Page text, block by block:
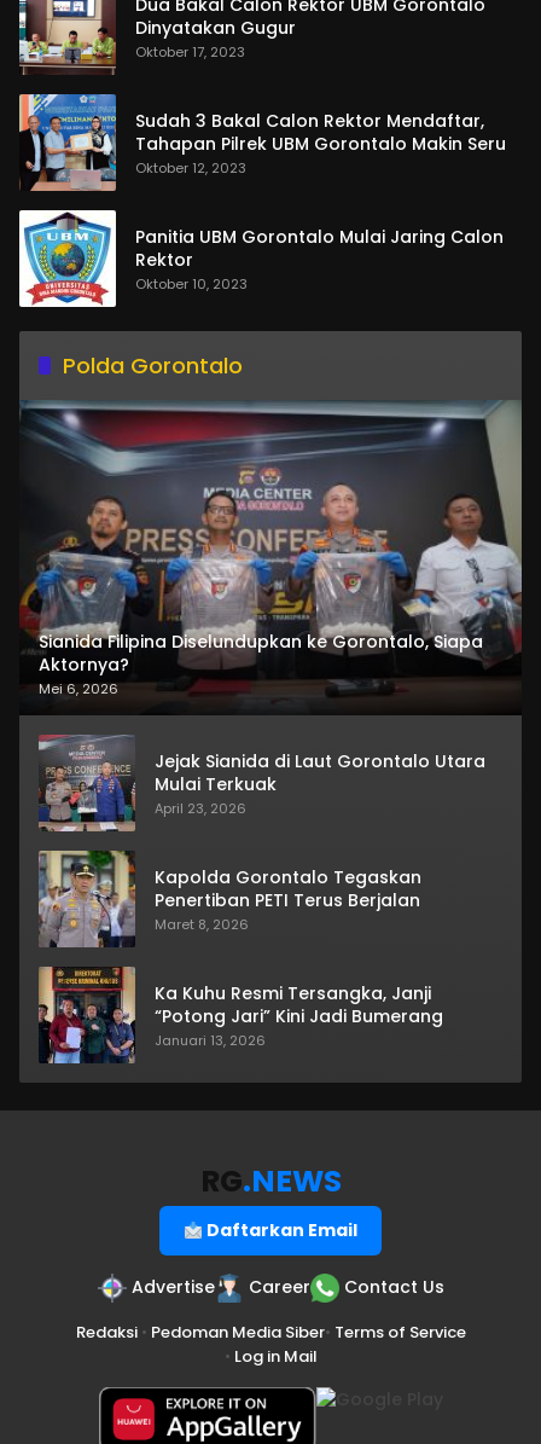
Dinyatakan Gugur
Oktober 17, 2023
Sudah 3 Bakal Calon Rektor Mendaftar,
Tahapan Pilrek UBM Gorontalo Makin Seru
Oktober 12, 2023
Panitia UBM Gorontalo Mulai Jaring Calon
Rektor
Oktober 10, 2023
Polda Gorontalo
Sianida Filipina Diselundupkan ke Gorontalo, Siapa
Aktornya?
Mei 6, 2026
Jejak Sianida di Laut Gorontalo Utara
Mulai Terkuak
April 23, 2026
Kapolda Gorontalo Tegaskan
Penertiban PETI Terus Berjalan
Maret 8, 2026
Ka Kuhu Resmi Tersangka, Janji
“Potong Jari” Kini Jadi Bumerang
Januari 13, 2026
RG.NEWS
Daftarkan Email
Advertise Career Contact Us
Redaksi• Pedoman Media Siber• Terms of Service
• Log in Mail